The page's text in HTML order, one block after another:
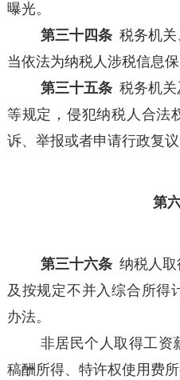
曝光。
第三十四条 税务机
当依法为纳税人涉税信息保
第三十五条 税务机
等规定，侵犯纳税人合法
诉、举报或者申请行政复议
第
第三十六条 纳税人
及按规定不并入综合所得
办法。
非居民个人取得工资
稿酬所得、特许权使用费